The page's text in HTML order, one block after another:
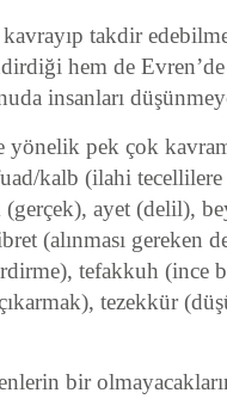
takdir
hem de
insanları
yönelik pek çok
kalb (ilahi
(gerçek), ayet (delil),
(alınması gereken
tefakkuh (ince
tezekkür
bir